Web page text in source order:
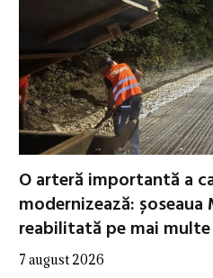
O arteră importantă a
modernizează:
reabilitată pe mai
7 august 2026